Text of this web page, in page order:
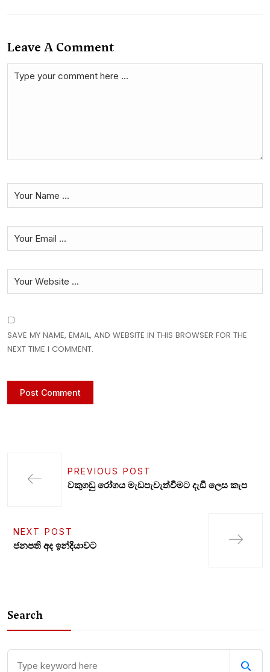
Leave A Comment
SAVE MY NAME, EMAIL, AND WEBSITE IN THIS BROWSER FOR THE
NEXT TIME I COMMENT.
PREVIOUS POST
වකුගඩු රෝගය මැඩපැවැත්වීමට දැඩි ලෙස කැප
NEXT POST
ජනපති අද ඉන්දියාවට
Search